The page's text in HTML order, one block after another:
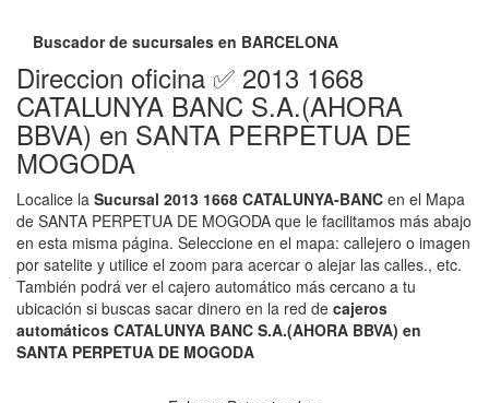
Buscador de sucursales en BARCELONA
Direccion oficina ✅ 2013 1668
CATALUNYA BANC S.A.(AHORA
BBVA) en SANTA PERPETUA DE
MOGODA
Localice la Sucursal 2013 1668 CATALUNYA-BANC en el Mapa
de SANTA PERPETUA DE MOGODA que le facilitamos más abajo
en esta misma página. Seleccione en el mapa: callejero o imagen
por satelite y utilice el zoom para acercar o alejar las calles., etc.
También podrá ver el cajero automático más cercano a tu
ubicación si buscas sacar dinero en la red de cajeros
automáticos CATALUNYA BANC S.A.(AHORA BBVA) en
SANTA PERPETUA DE MOGODA